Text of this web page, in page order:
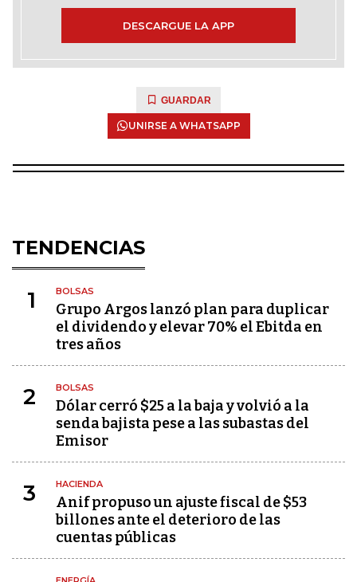
DESCARGUE LA APP
GUARDAR
UNIRSE A WHATSAPP
TENDENCIAS
1 BOLSAS
Grupo Argos lanzó plan para duplicar
el dividendo y elevar 70% el Ebitda en
tres años
2 BOLSAS
Dólar cerró $25 a la baja y volvió a la
senda bajista pese a las subastas del
Emisor
3 HACIENDA
Anif propuso un ajuste fiscal de $53
billones ante el deterioro de las
cuentas públicas